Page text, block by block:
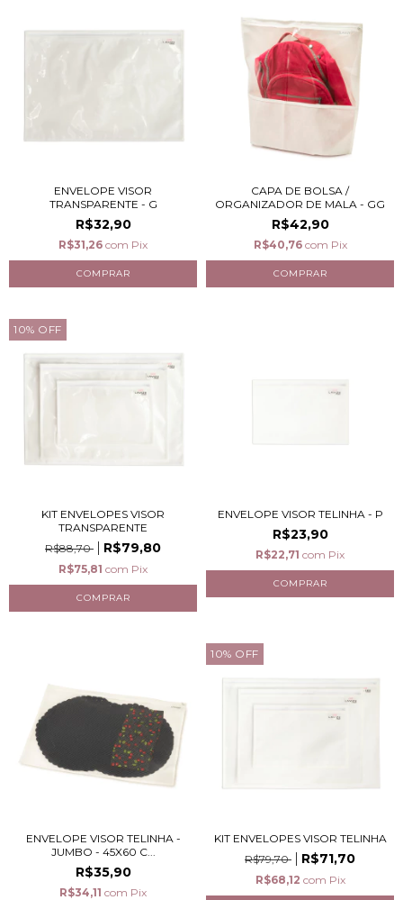
ENVELOPE VISOR
TRANSPARENTE - G
R$32,90
R$31,26 com Pix
CAPA DE BOLSA /
ORGANIZADOR DE MALA - GG
R$42,90
R$40,76 com Pix
10% OFF
KIT ENVELOPES VISOR
TRANSPARENTE
R$88,70
R$79,80
R$75,81 com Pix
ENVELOPE VISOR TELINHA - P
R$23,90
R$22,71 com Pix
ENVELOPE VISOR TELINHA -
JUMBO - 45X60 C...
R$35,90
R$34,11 com Pix
10% OFF
KIT ENVELOPES VISOR TELINHA
R$79,70
R$71,70
R$68,12 com Pix